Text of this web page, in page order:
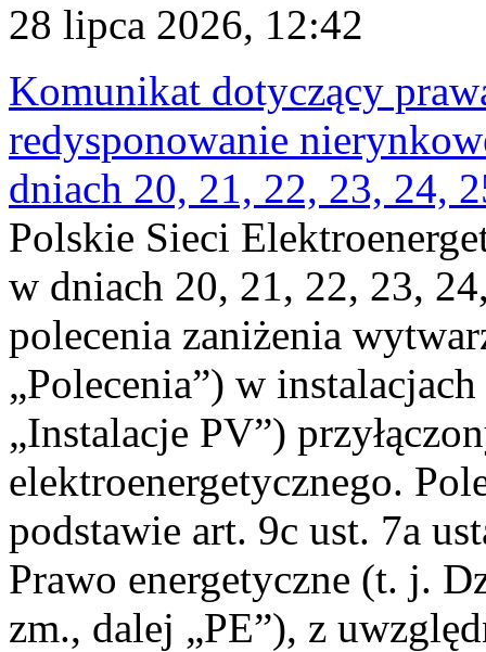
28 lipca 2026, 12:42
Komunikat dotyczący
redysponowanie
dniach 20, 21, 22, 23, 24,
Polskie Sieci
w dniach 20, 21, 22, 23,
polecenia zaniżenia
„Polecenia”) w
„Instalacje PV”)
elektroenergetycznego.
podstawie art. 9c ust. 7a
Prawo energetyczne (t. j.
zm., dalej „PE”), z